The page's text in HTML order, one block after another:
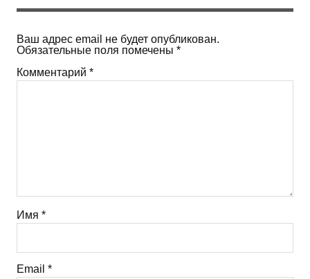
Ваш адрес email не будет опубликован.
Обязательные поля помечены *
Комментарий *
Имя *
Email *